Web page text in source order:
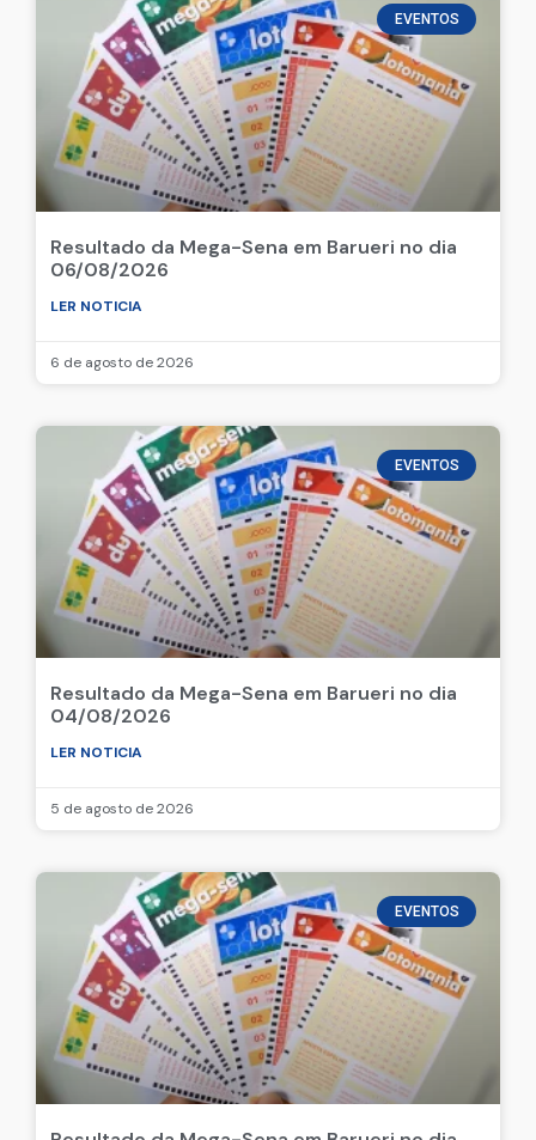
EVENTOS
Resultado da Mega-Sena em Barueri no dia
06/08/2026
LER NOTICIA
6 de agosto de 2026
EVENTOS
Resultado da Mega-Sena em Barueri no dia
04/08/2026
LER NOTICIA
5 de agosto de 2026
EVENTOS